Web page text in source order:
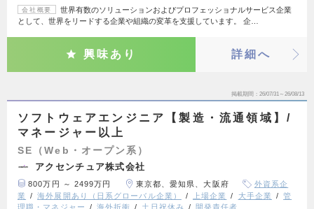
会社概要
世界有数のソリューションおよびプロフェッショナルサービス企業
として、世界をリードする企業や組織の変革を支援しています。 企…
興味あり 詳細へ
掲載期間 26/07/31～26/08/13
ソフトウェアエンジニア【製造・流通領域】/
マネージャー以上
SE（Web・オープン系）
アクセンチュア株式会社
800万円 ～ 2499万円 東京都、愛知県、大阪府
外資系企
業
海外展開あり（日系グローバル企業） 上場企業 大手企業
管
理職・マネジャー
海外折衝 土日祝休み 開発責任者